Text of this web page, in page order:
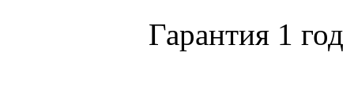
Гарантия 1 год